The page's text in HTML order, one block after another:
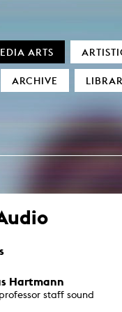
ARTS
ARCHIVE
Hartmann
staff sound
Glasmoog